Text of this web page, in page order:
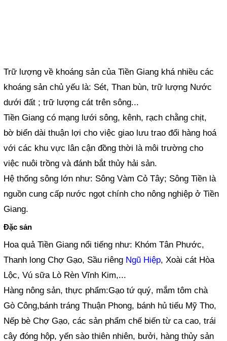
Trữ lượng về khoáng sản của Tiền Giang khá nhiều các
khoáng sản chủ yếu là: Sét, Than bùn, trữ lượng Nước
dưới đất ; trữ lượng cát trên sông...
Tiền Giang có mạng lưới sông, kênh, rạch chằng chịt,
bờ biển dài thuận lợi cho việc giao lưu trao đổi hàng hoá
với các khu vực lân cận đồng thời là môi trường cho
việc nuôi trồng và đánh bắt thủy hải sản.
Hệ thống sông lớn như: Sông Vàm Cỏ Tây; Sông Tiền là
nguồn cung cấp nước ngọt chính cho nông nghiệp ở Tiền
Giang.
Đặc sản
Hoa quả Tiền Giang nổi tiếng như: Khóm Tân Phước,
Thanh long Chợ Gạo, Sầu riêng Ngũ Hiệp, Xoài cát Hòa
Lộc, Vú sữa Lò Rèn Vĩnh Kim,...
Hàng nông sản, thực phẩm:Gạo tứ quý, mắm tôm chà
Gò Công,bánh tráng Thuận Phong, bánh hủ tiếu Mỹ Tho,
Nếp bè Chợ Gạo, các sản phẩm chế biến từ ca cao, trái
cây đóng hộp, yến sào thiên nhiên, bưởi, hàng thủy sản